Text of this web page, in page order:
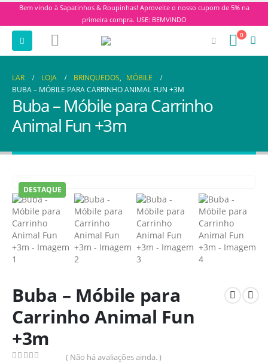
Bem vindo à Sapatinhos & Roupinhas! Aproveite o nosso cupom de 5% na
primeira compra. USE: BEMVINDO
0
LAR LOJA BRINQUEDOS, MÓBILE
BUBA – MÓBILE PARA CARRINHO ANIMAL FUN +3M
Buba – Móbile para Carrinho
Animal Fun +3m
DESTAQUE
Buba – Móbile para
Carrinho Animal Fun
+3m
( Não há avaliações ainda. )